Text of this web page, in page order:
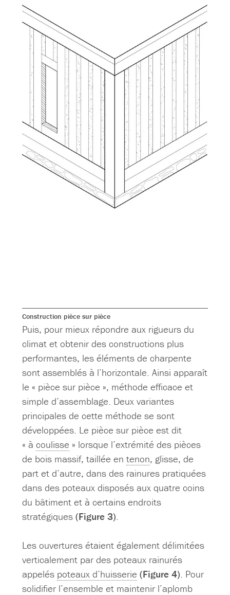
Construction pièce sur pièce
Puis, pour mieux répondre aux rigueurs du
climat et obtenir des constructions plus
performantes, les éléments de charpente
sont assemblés à l’horizontale. Ainsi apparaît
le « pièce sur pièce », méthode efficace et
simple d’assemblage. Deux variantes
principales de cette méthode se sont
développées. Le pièce sur pièce est dit
« à coulisse » lorsque l’extrémité des pièces
de bois massif, taillée entenon, glisse, de
part et d’autre, dans des rainures pratiquées
dans des poteaux disposés aux quatre coins
du bâtiment et à certains endroits
stratégiques (Figure 3).
Les ouvertures étaient également délimitées
verticalement par des poteaux rainurés
appelés poteaux d’huisserie (Figure 4). Pour
solidifier l’ensemble et maintenir l’aplomb